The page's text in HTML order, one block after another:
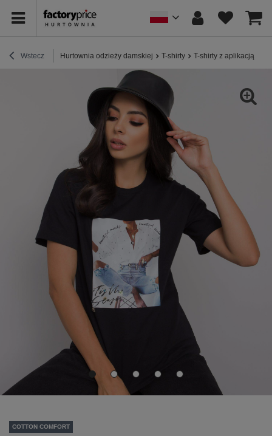
Wstecz Hurtownia odzieży damskiej T-shirty T-shirty z aplikacją
COTTON COMFORT